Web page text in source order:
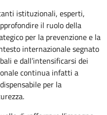
istituzionali, esperti,
il ruolo della
per la prevenzione e la
internazionale segnato
e dall’intensificarsi dei
continua infatti a
per la